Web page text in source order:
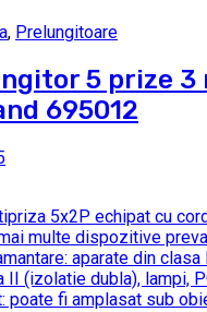
, Prelungitoare
5 prize 3
695012
5x2P echipat cu
multe dispozitive
aparate din
II (izolatie dubla), lampi,
poate fi amplasat sub